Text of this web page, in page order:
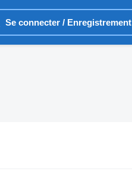
Se connecter / Enregistrement